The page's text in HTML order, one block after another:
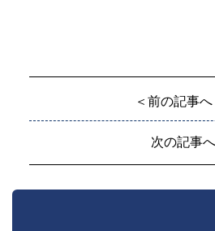
＜前の記事へ
次の記事